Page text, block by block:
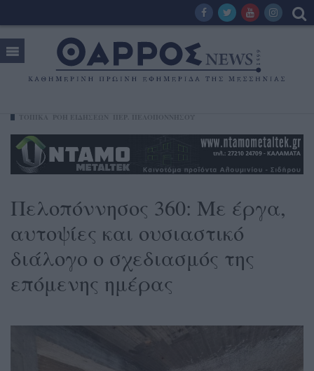
Πελοπόννησος 360: Με έργα,
αυτοψίες και ουσιαστικό
διάλογο ο σχεδιασμός της
επόμενης ημέρας